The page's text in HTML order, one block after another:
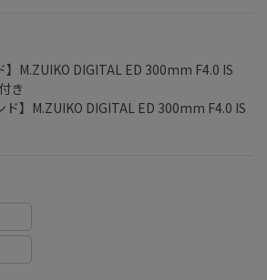
】M.ZUIKO DIGITAL ED 300mm F4.0 IS
き
ド】M.ZUIKO DIGITAL ED 300mm F4.0 IS